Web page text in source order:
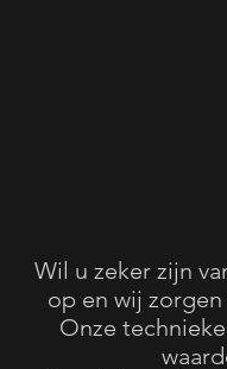
Wil u zeker zijn
op en wij
Onze